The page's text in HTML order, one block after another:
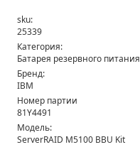
sku:
25339
Категория:
Батарея резервного питания
Бренд:
IBM
Номер партии
81Y4491
Модель:
ServerRAID M5100 BBU Kit